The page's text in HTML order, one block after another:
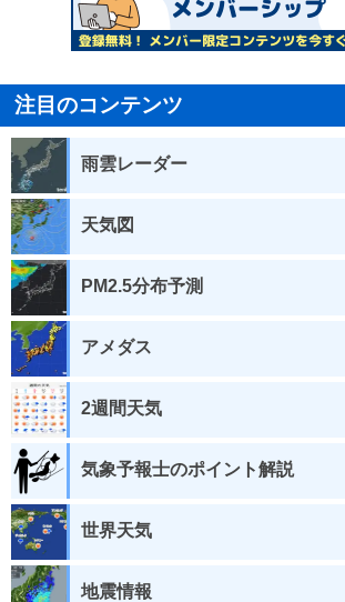
注目のコンテンツ
雨雲レーダー
天気図
PM2.5分布予測
アメダス
2週間天気
気象予報士のポイント解説
世界天気
地震情報